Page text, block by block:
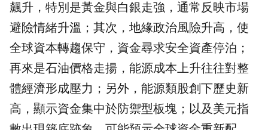
飆升，特別是黃金與白銀走強，通常反映市場
避險情緒升溫；其次，地緣政治風險升高，使
全球資本轉趨保守，資金尋求安全資產停泊；
再來是石油價格走揚，能源成本上升往往對整
體經濟形成壓力；另外，能源類股創下歷史新
高，顯示資金集中於防禦型板塊；以及美元指